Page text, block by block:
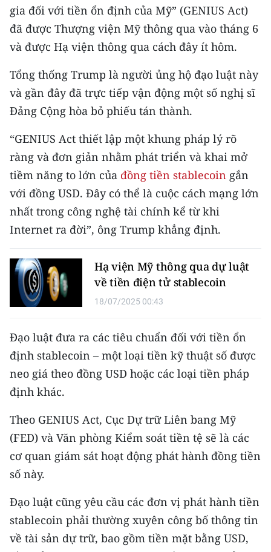
TIN MỚI
TIN ĐỊA PHƯƠNG
Trung du và miền núi phía Bắc
Đồng bằng sông Hồng
Duyên hải Nam Trung Bộ và Tây
Nguyên
Đông Nam Bộ
Đồng bằng sông Cửu Long
Chuyên trang TP. Hồ Chí Minh
CHUYÊN ĐỀ
CÁC CHUYÊN TRANG
VỀ BÁO NHÂN DÂN
NHÂN DÂN CUỐI TUẦN
NHÂN DÂN HẰNG THÁNG
ĐỌC BÁO IN
gia đối với tiền ổn định của Mỹ” (GENIUS Act)
đã được Thượng viện Mỹ thông qua vào tháng 6
và được Hạ viện thông qua cách đây ít hôm.
Tổng thống Trump là người ủng hộ đạo luật này
và gần đây đã trực tiếp vận động một số nghị sĩ
Đảng Cộng hòa bỏ phiếu tán thành.
“GENIUS Act thiết lập một khung pháp lý rõ
ràng và đơn giản nhằm phát triển và khai mở
tiềm năng to lớn của đồng tiền stablecoin gắn
với đồng USD. Đây có thể là cuộc cách mạng lớn
nhất trong công nghệ tài chính kể từ khi
Internet ra đời”, ông Trump khẳng định.
Hạ viện Mỹ thông qua dự luật
về tiền điện tử stablecoin
18/07/2025 00:43
Đạo luật đưa ra các tiêu chuẩn đối với tiền ổn
định stablecoin – một loại tiền kỹ thuật số được
neo giá theo đồng USD hoặc các loại tiền pháp
định khác.
Theo GENIUS Act, Cục Dự trữ Liên bang Mỹ
(FED) và Văn phòng Kiểm soát tiền tệ sẽ là các
cơ quan giám sát hoạt động phát hành đồng tiền
số này.
Đạo luật cũng yêu cầu các đơn vị phát hành tiền
stablecoin phải thường xuyên công bố thông tin
về tài sản dự trữ, bao gồm tiền mặt bằng USD,